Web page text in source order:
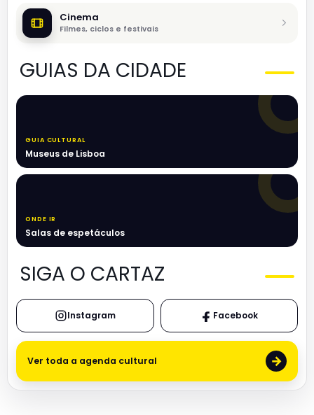
Cinema
Filmes, ciclos e festivais
GUIAS DA CIDADE
GUIA CULTURAL
Museus de Lisboa
ONDE IR
Salas de espetáculos
SIGA O CARTAZ
Instagram Facebook
Ver toda a agenda cultural →